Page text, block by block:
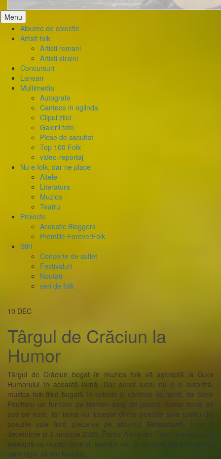
Menu Skip
to
content
Albume de colectie
Artisti folk
Artisti romani
Artisti straini
Concursuri
Lansari
Multimedia
Autografe
Cantece in oglinda
Clipul zilei
Galerii foto
Piese de ascultat
Top 100 Folk
video-reportaj
Nu e folk, dar ne place
Altele
Literatura
Muzica
Teatru
Proiecte
Acoustic Bloggers
Premiile ForeverFolk
Stiri
Concerte de suflet
Festivaluri
Noutati
seri de folk
10 DEC
Târgul de Crăciun la
Humor
Târgul de Crăciun bogat în muzica folk vă așteaptă la Gura
Humorului în această iarnă. Dar acest lucru nu e o surpriză,
muzica folk fiind bogată în colinde și cântece de iarnă, iar Sorin
Poclitaru un furnizor pe termen lung de poezie numai bună de
pus pe note, iar iarna nu lipsește dintre poeziile sale (patru din
poeziile sale fiind prezente pe albumul Ninsorium). Între 6
decembrie și 3 ianuarie 2025, Parcul Ariniș din Gura Humorului vă
așteaptă cu muzici faine și, sperăm noi, și vin fiert, dar și cu artiști
care sigur vă vor bucura.